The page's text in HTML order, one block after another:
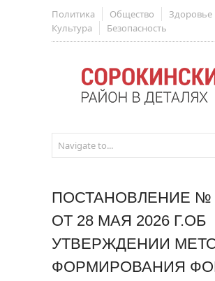
Политика Общество
Здоровье
Культура
Безопасность
ПОСТАНОВЛЕНИЕ №
ОТ 28 МАЯ 2026 Г.ОБ
УТВЕРЖДЕНИИ
ФОРМИРОВАНИЯ